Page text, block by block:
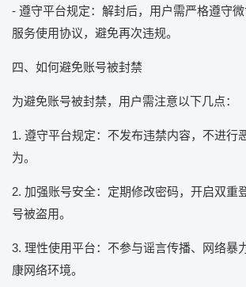
- 遵守平台规定：解封后，用户需严格遵守
服务使用协议，避免再次违规。
四、如何避免账号被封禁
为避免账号被封禁，用户需注意以下几点：
1. 遵守平台规定：不发布违禁内容，不进行
为。
2. 加强账号安全：定期修改密码，开启双重
号被盗用。
3. 理性使用平台：不参与谣言传播、网络暴
康网络环境。